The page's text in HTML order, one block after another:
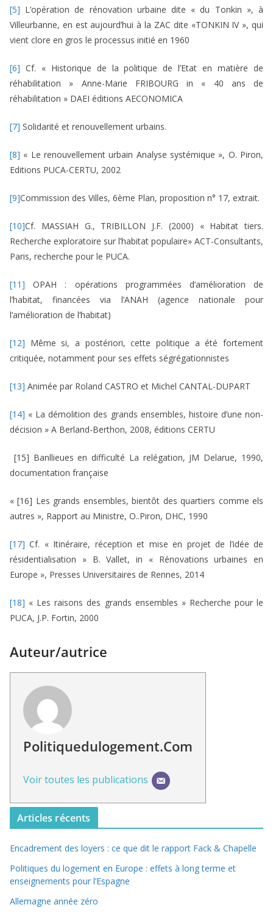
[5] L’opération de rénovation urbaine dite « du Tonkin », à
Villeurbanne, en est aujourd’hui à la ZAC dite «TONKIN IV », qui
vient clore en gros le processus initié en 1960
[6] Cf. « Historique de la politique de l’Etat en matière de
réhabilitation » Anne-Marie FRIBOURG in « 40 ans de
réhabilitation » DAEI éditions AECONOMICA
[7] Solidarité et renouvellement urbains.
[8] « Le renouvellement urbain Analyse systémique », O. Piron,
Editions PUCA-CERTU, 2002
[9]Commission des Villes, 6ème Plan, proposition n° 17, extrait.
[10]Cf. MASSIAH G., TRIBILLON J.F. (2000) « Habitat tiers.
Recherche exploratoire sur l’habitat populaire» ACT-Consultants,
Paris, recherche pour le PUCA.
[11] OPAH : opérations programmées d’amélioration de
l’habitat, financées via l’ANAH (agence nationale pour
l’amélioration de l’habitat)
[12] Même si, a postériori, cette politique a été fortement
critiquée, notamment pour ses effets ségrégationnistes
[13] Animée par Roland CASTRO et Michel CANTAL-DUPART
[14] « La démolition des grands ensembles, histoire d’une non-
décision » A Berland-Berthon, 2008, éditions CERTU
[15] Banllieues en difficulté La relégation, JM Delarue, 1990,
documentation française
« [16] Les grands ensembles, bientôt des quartiers comme els
autres », Rapport au Ministre, O..Piron, DHC, 1990
[17] Cf. « Itinéraire, réception et mise en projet de l’idée de
résidentialisation » B. Vallet, in « Rénovations urbaines en
Europe », Presses Universitaires de Rennes, 2014
[18] « Les raisons des grands ensembles » Recherche pour le
PUCA, J.P. Fortin, 2000
Auteur/autrice
Politiquedulogement.com
Voir toutes les publications
Articles récents
Encadrement des loyers : ce que dit le rapport Fack & Chapelle
Politiques du logement en Europe : effets à long terme et
enseignements pour l’Espagne
Allemagne année zéro